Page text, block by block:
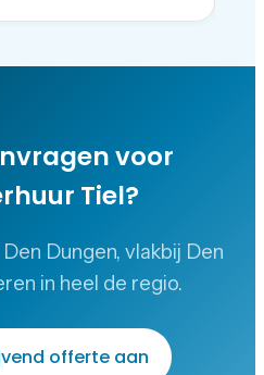
voor
Tiel?
Dungen, vlakbij Den
in heel de regio.
offerte aan